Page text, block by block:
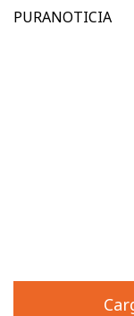
PURANOTICIA